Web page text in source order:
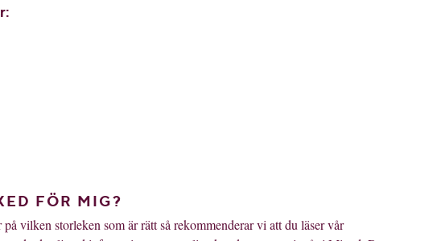
FÖR MIG?
vilken storleken som är rätt så rekommenderar vi att du läser vår